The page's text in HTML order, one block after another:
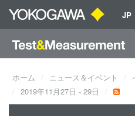
JP
ホーム ニュース＆イベント
2019年11月27日 - 29日